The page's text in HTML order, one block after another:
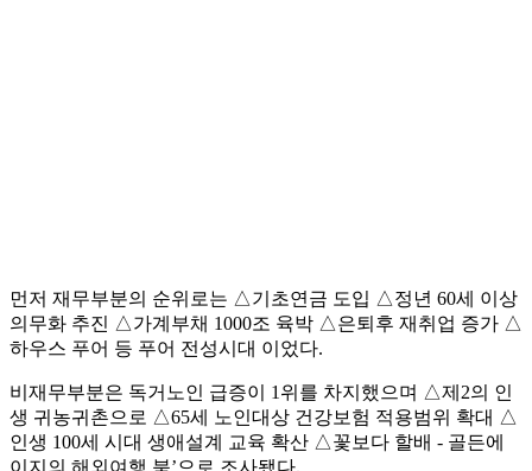
먼저 재무부분의 순위로는 △기초연금 도입 △정년 60세 이상
의무화 추진 △가계부채 1000조 육박 △은퇴후 재취업 증가 △
하우스 푸어 등 푸어 전성시대 이었다.
비재무부분은 독거노인 급증이 1위를 차지했으며 △제2의 인
생 귀농귀촌으로 △65세 노인대상 건강보험 적용범위 확대 △
인생 100세 시대 생애설계 교육 확산 △꽃보다 할배 - 골든에